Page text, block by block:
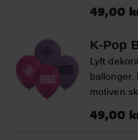
snygg
samtidigt
Ballongen
eller
snöre (ca
eller
sugrör
Pris :
49,00
K-Pop
Lyft
ballonger.
motiven
Pop-
Pris :
49,00